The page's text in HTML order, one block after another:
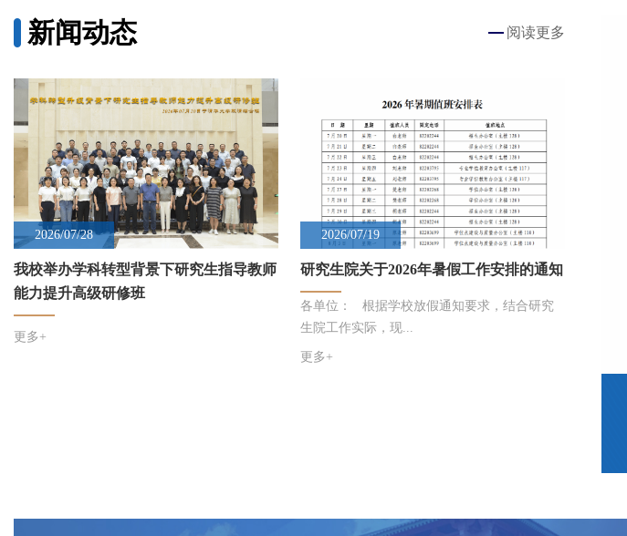
新闻动态 阅读更多
2026/07/28
我校举办学科转型背景下研究生指导教师
能力提升高级研修班
更多+
2026/07/19
研究生院关于2026年暑假工作安排的通知
各单位： 根据学校放假通知要求，结合研究
生院工作实际，现...
更多+